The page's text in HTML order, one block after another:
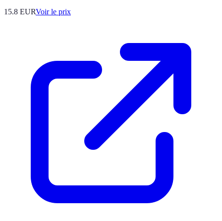
15.8 EURVoir le prix